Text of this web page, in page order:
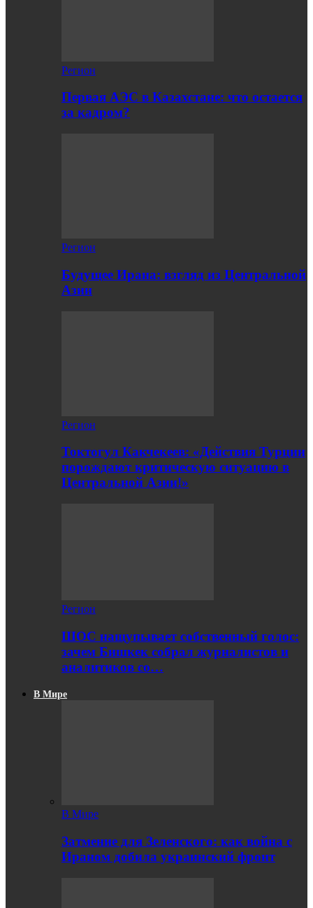
Регион
Первая АЭС в Казахстане: что остается
за кадром?
Регион
Будущее Ирана: взгляд из Центральной
Азии
Регион
Токтогул Какчекеев: «Действия Турции
порождают критическую ситуацию в
Центральной Азии!»
Регион
ШОС нащупывает собственный голос:
зачем Бишкек собрал журналистов и
аналитиков со…
В Мире
В Мире
Затмение для Зеленского: как война с
Ираном добила украинский фронт